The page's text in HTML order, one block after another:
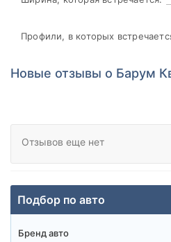
Профили, в которых
Новые отзывы о Барум
Отзывов еще нет
Подбор по авто